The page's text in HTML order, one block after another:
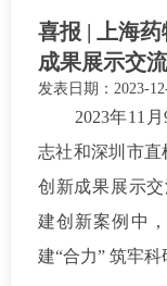
喜报 | 上海
成果展示交
发表日期： 2023-
2023年11
志社和深圳市
创新成果展示
建创新案例中
建“合力” 筑牢科